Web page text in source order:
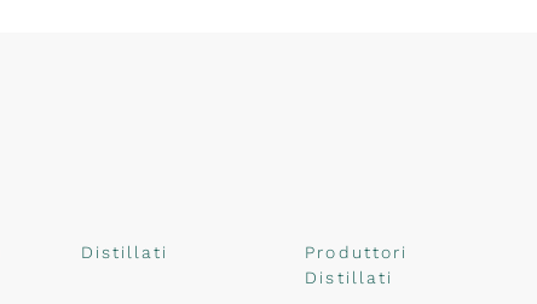
Distillati
Produttori
Distillati